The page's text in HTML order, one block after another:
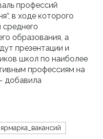
профессий
в ходе которого
среднего
образования, а
презентации и
школ по наиболее
профессиям на
добавила
ярмарка_вакансий